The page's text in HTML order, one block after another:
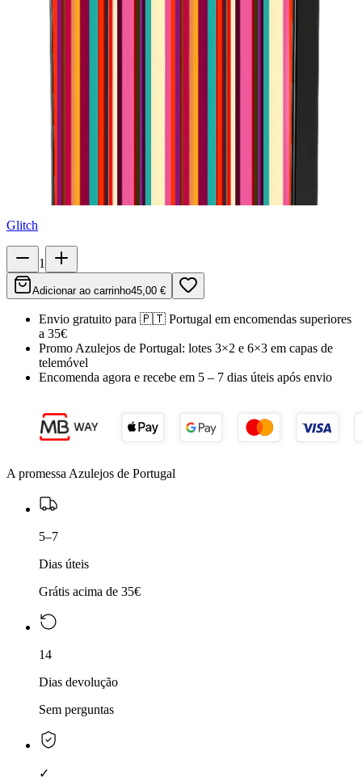
Glitch
1
Adicionar ao carrinho45,00 €
Envio gratuito para 🇵🇹 Portugal em encomendas superiores
a 35€
Promo Azulejos de Portugal: lotes 3×2 e 6×3 em capas de
telemóvel
Encomenda agora e recebe em 5 – 7 dias úteis após envio
A promessa Azulejos de Portugal
5–7
Dias úteis
Grátis acima de 35€
14
Dias devolução
Sem perguntas
✓